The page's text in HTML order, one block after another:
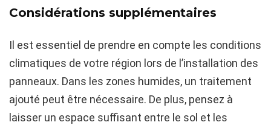
Considérations supplémentaires
Il est essentiel de prendre en compte les conditions
climatiques de votre région lors de l’installation des
panneaux. Dans les zones humides, un traitement
ajouté peut être nécessaire. De plus, pensez à
laisser un espace suffisant entre le sol et les